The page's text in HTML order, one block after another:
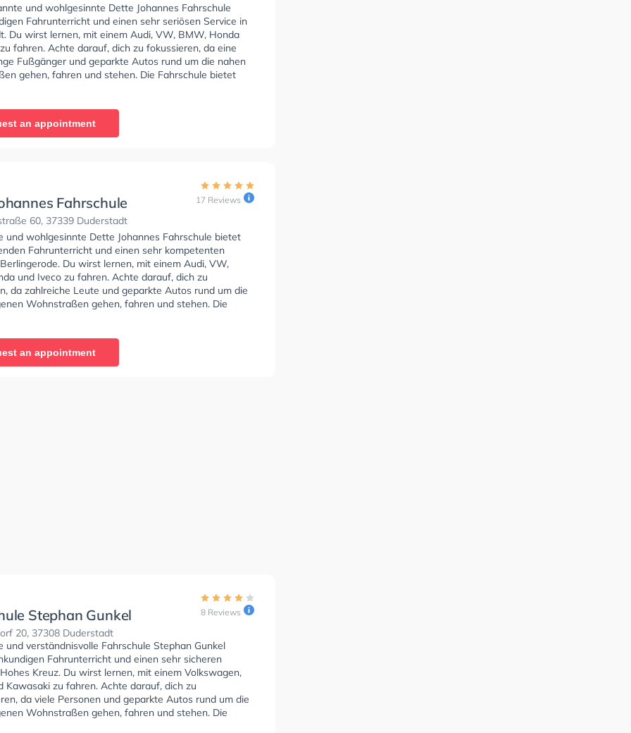
und wohlgesinnte Dette Johannes Fahrschule
Fahrunterricht und einen sehr seriösen Service in
Du wirst lernen, mit einem Audi, VW, BMW, Honda
fahren. Achte darauf, dich zu fokussieren, da eine
Fußgänger und geparkte Autos rund um die nahen
gehen, fahren und stehen. Die Fahrschule bietet
Bedingungen um deine Klasse A1, Klasse B, Klasse A,
Klasse C, Klasse CE, Klasse D1, Klasse DE1,
DE, Klasse L, Klasse T und Mofa -
zu erhalten. Die Erste-Hilfe-Kurs in der Schule.
an appointment
Fahrschule
60, 37339 Duderstadt
17 Reviews
und wohlgesinnte Dette Johannes Fahrschule bietet
Fahrunterricht und einen sehr kompetenten
Du wirst lernen, mit einem Audi, VW,
und Iveco zu fahren. Achte darauf, dich zu
da zahlreiche Leute und geparkte Autos rund um die
Wohnstraßen gehen, fahren und stehen. Die
bietet Exzellente Bedingungen um deine Klasse A1,
A2, Klasse C1, Klasse C1E, Klasse C, Klasse CE,
Klasse DE1, Klasse D, Klasse DE, Klasse L, Klasse T und
zu erhalten. Die Erste-Hilfe-Kurs in der
an appointment
Stephan Gunkel
20, 37308 Duderstadt
8 Reviews
und verständnisvolle Fahrschule Stephan Gunkel
Fahrunterricht und einen sehr sicheren
Kreuz. Du wirst lernen, mit einem Volkswagen,
Kawasaki zu fahren. Achte darauf, dich zu
da viele Personen und geparkte Autos rund um die
Wohnstraßen gehen, fahren und stehen. Die
bietet Perfekte Bedingungen um deine Klasse B,